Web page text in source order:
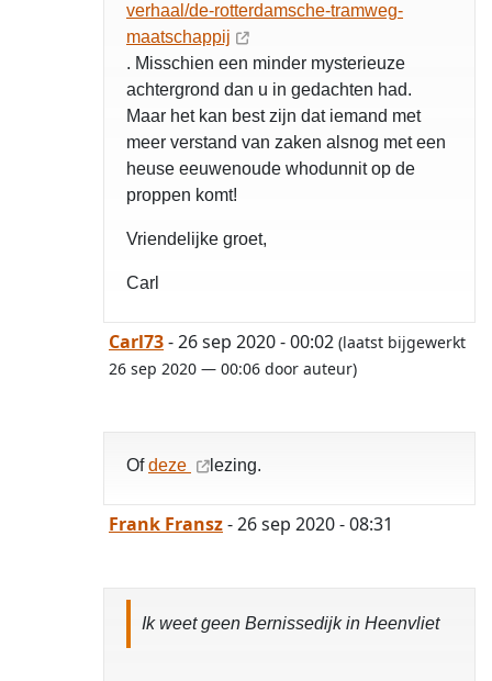
verhaal/de-rotterdamsche-tramweg-
maatschappij
. Misschien een minder mysterieuze
achtergrond dan u in gedachten had.
Maar het kan best zijn dat iemand met
meer verstand van zaken alsnog met een
heuse eeuwenoude whodunnit op de
proppen komt!
Vriendelijke groet,
Carl
Carl73- 26 sep 2020 - 00:02 (laatst bijgewerkt
26 sep 2020 — 00:06 door auteur)
Ofdeze lezing.
Frank Fransz- 26 sep 2020 - 08:31
Ik weet geen Bernissedijk in Heenvliet